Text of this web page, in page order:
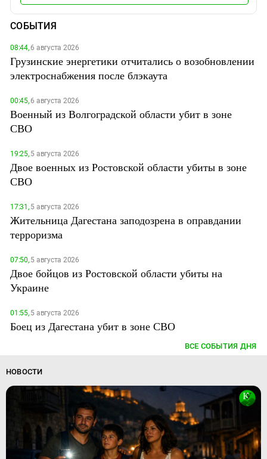
СОБЫТИЯ
08:44,6 августа 2026
Грузинские энергетики отчитались о возобновлении
электроснабжения после блэкаута
00:45,6 августа 2026
Военный из Волгоградской области убит в зоне
СВО
19:25,5 августа 2026
Двое военных из Ростовской области убиты в зоне
СВО
17:31,5 августа 2026
Жительница Дагестана заподозрена в оправдании
терроризма
07:50,5 августа 2026
Двое бойцов из Ростовской области убиты на
Украине
01:55,5 августа 2026
Боец из Дагестана убит в зоне СВО
ВСЕ СОБЫТИЯ ДНЯ
НОВОСТИ